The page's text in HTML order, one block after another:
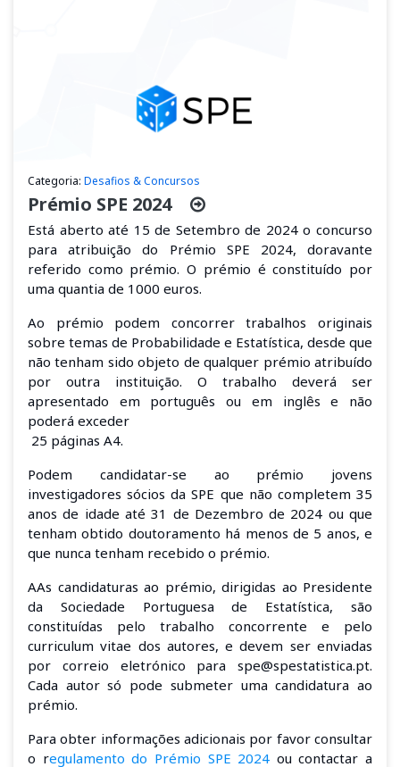
Categoria: Desafios & Concursos
Prémio SPE 2024
Está aberto até 15 de Setembro de 2024 o concurso
para atribuição do Prémio SPE 2024, doravante
referido como prémio. O prémio é constituído por
uma quantia de 1000 euros.
Ao prémio podem concorrer trabalhos originais
sobre temas de Probabilidade e Estatística, desde que
não tenham sido objeto de qualquer prémio atribuído
por outra instituição. O trabalho deverá ser
apresentado em português ou em inglês e não
poderá exceder
25 páginas A4.
Podem candidatar-se ao prémio jovens
investigadores sócios da SPE que não completem 35
anos de idade até 31 de Dezembro de 2024 ou que
tenham obtido doutoramento há menos de 5 anos, e
que nunca tenham recebido o prémio.
AAs candidaturas ao prémio, dirigidas ao Presidente
da Sociedade Portuguesa de Estatística, são
constituídas pelo trabalho concorrente e pelo
curriculum vitae dos autores, e devem ser enviadas
por correio eletrónico para spe@spestatistica.pt.
Cada autor só pode submeter uma candidatura ao
prémio.
Para obter informações adicionais por favor consultar
o regulamento do Prémio SPE 2024 ou contactar a